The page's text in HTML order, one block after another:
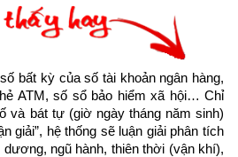
thời gian của ban ngày sẽ dài nhất
vào ngày nào?
bắt đầu từ ngày 21 hoặc 22
ngày 04 hoặc 05 tháng 01 Dương
bất kỳ của số tài khoản ngân hàng,
ATM, số sổ bảo hiểm xã hội… Chỉ
và bát tự (giờ ngày tháng năm sinh)
giải”, hệ thống sẽ luận giải phân tích
ngũ hành, thiên thời (vận khí),